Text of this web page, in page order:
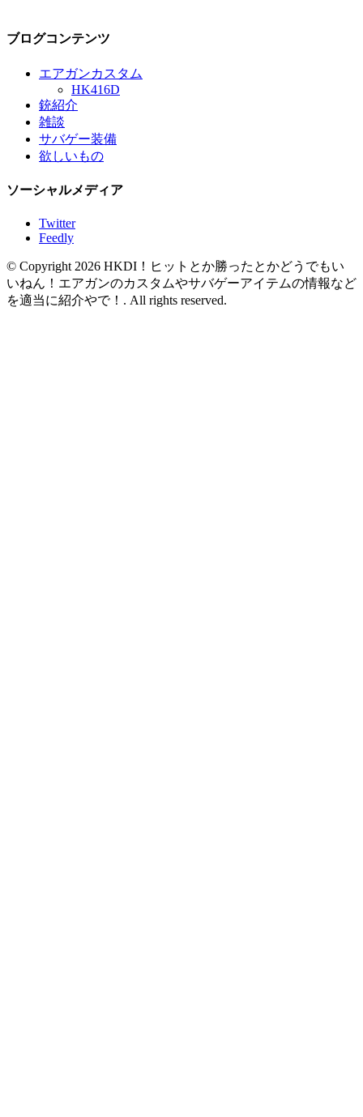
ブログコンテンツ
エアガンカスタム
HK416D
銃紹介
雑談
サバゲー装備
欲しいもの
ソーシャルメディア
Twitter
Feedly
© Copyright 2026 HKDI！ヒットとか勝ったとかどうでもい
いねん！エアガンのカスタムやサバゲーアイテムの情報など
を適当に紹介やで！. All rights reserved.